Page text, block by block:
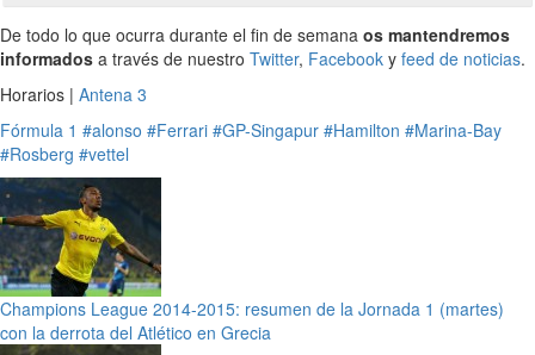
De todo lo que ocurra durante el fin de semana os mantendremos
informados a través de nuestro Twitter, Facebook y feed de noticias.
Horarios | Antena 3
Fórmula 1 #alonso #Ferrari #GP-Singapur #Hamilton #Marina-Bay
#Rosberg #vettel
Champions League 2014-2015: resumen de la Jornada 1 (martes)
con la derrota del Atlético en Grecia